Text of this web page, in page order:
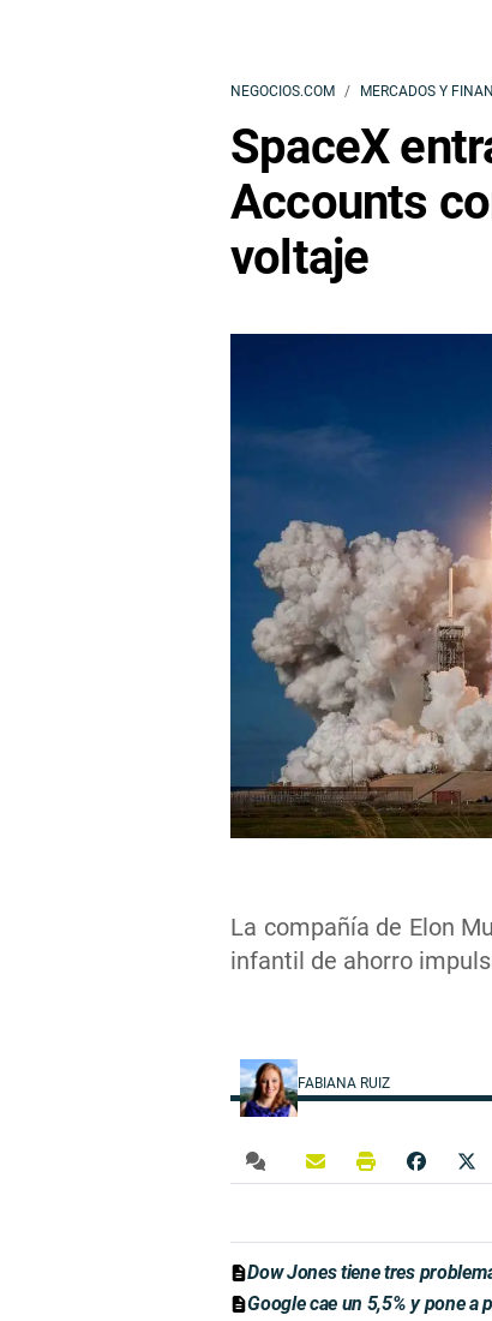
NEGOCIOS.COM MERCADOS Y
SpaceX
Accounts
voltaje
La compañía de Elon
infantil de ahorro
FABIANA RUIZ
Dow Jones tiene tres
Google cae un 5,5% y pone a